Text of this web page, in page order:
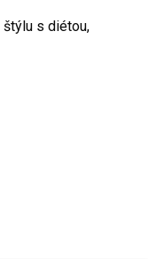
s diétou,